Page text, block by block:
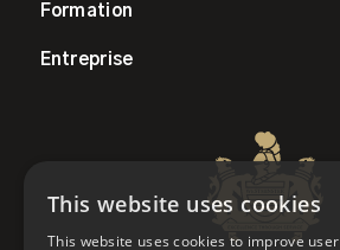
Formation
Entreprise
This website uses cookies
This website uses cookies to improve user